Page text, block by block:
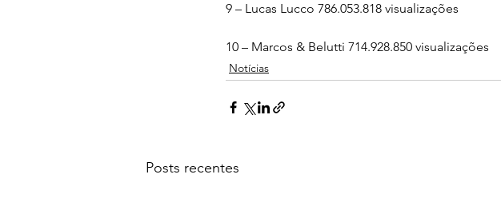
9 – Lucas Lucco 786.053.818 visualizações
10 – Marcos & Belutti 714.928.850 visualizações
Notícias
Posts recentes